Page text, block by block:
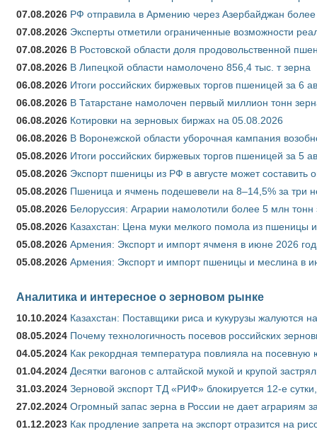
07.08.2026 РФ отправила в Армению через Азербайджан более
07.08.2026 Эксперты отметили ограниченные возможности
07.08.2026 В Ростовской области доля продовольственной
07.08.2026 В Липецкой области намолочено 856,4 тыс. т зерна
06.08.2026 Итоги российских биржевых торгов пшеницей за 6
06.08.2026 В Татарстане намолочен первый миллион тонн
06.08.2026 Котировки на зерновых биржах на 05.08.2026
06.08.2026 В Воронежской области уборочная кампания
05.08.2026 Итоги российских биржевых торгов пшеницей за 5
05.08.2026 Экспорт пшеницы из РФ в августе может составить
05.08.2026 Пшеница и ячмень подешевели на 8–14,5% за три
05.08.2026 Белоруссия: Аграрии намолотили более 5 млн тонн
05.08.2026 Казахстан: Цена муки мелкого помола из пшеницы
05.08.2026 Армения: Экспорт и импорт ячменя в июне 2026
05.08.2026 Армения: Экспорт и импорт пшеницы и меслина в
Аналитика и интересное о зерновом рынке
10.10.2024 Казахстан: Поставщики риса и кукурузы жалуются
08.05.2024 Почему технологичность посевов российских
04.05.2024 Как рекордная температура повлияла на
01.04.2024 Десятки вагонов с алтайской мукой и крупой
31.03.2024 Зерновой экспорт ТД «РИФ» блокируется 12-е
27.02.2024 Огромный запас зерна в России не дает аграриям
01.12.2023 Как продление запрета на экспорт отразится на